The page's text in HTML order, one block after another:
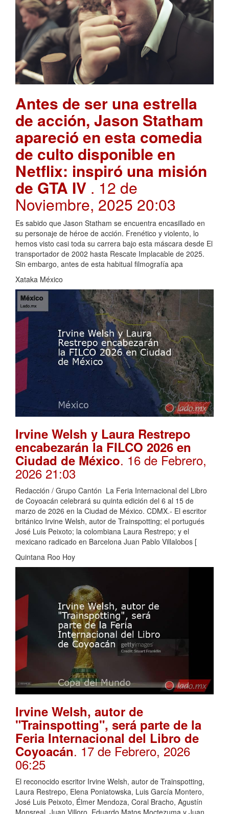
Antes de ser una estrella
de acción, Jason Statham
apareció en esta comedia
de culto disponible en
Netflix: inspiró una misión
de GTA IV . 12 de
Noviembre, 2025 20:03
Es sabido que Jason Statham se encuentra encasillado en
su personaje de héroe de acción. Frenético y violento, lo
hemos visto casi toda su carrera bajo esta máscara desde El
transportador de 2002 hasta Rescate Implacable de 2025.
Sin embargo, antes de esta habitual filmografía apa
Xataka México
Irvine Welsh y Laura Restrepo
encabezarán la FILCO 2026 en
Ciudad de México. 16 de Febrero,
2026 21:03
Redacción / Grupo Cantón La Feria Internacional del Libro
de Coyoacán celebrará su quinta edición del 6 al 15 de
marzo de 2026 en la Ciudad de México. CDMX.- El escritor
británico Irvine Welsh, autor de Trainspotting; el portugués
José Luis Peixoto; la colombiana Laura Restrepo; y el
mexicano radicado en Barcelona Juan Pablo Villalobos [
Quintana Roo Hoy
Irvine Welsh, autor de
"Trainspotting", será parte de la
Feria Internacional del Libro de
Coyoacán. 17 de Febrero, 2026
06:25
El reconocido escritor Irvine Welsh, autor de Trainspotting,
Laura Restrepo, Elena Poniatowska, Luis García Montero,
José Luis Peixoto, Élmer Mendoza, Coral Bracho, Agustín